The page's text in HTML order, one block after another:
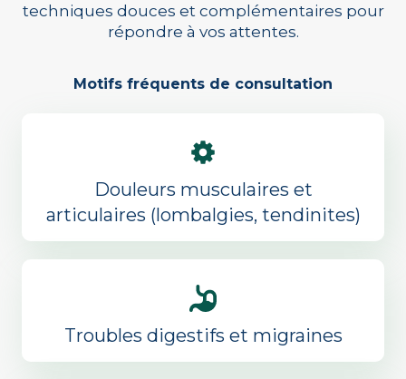
techniques douces et complémentaires pour
répondre à vos attentes.
Motifs fréquents de consultation
Douleurs musculaires et
articulaires (lombalgies, tendinites)
Troubles digestifs et migraines